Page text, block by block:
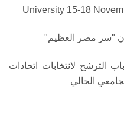
University 15-18
"سر مصر العظيم"
الترشح لانتخابات اتحادات
الحالي